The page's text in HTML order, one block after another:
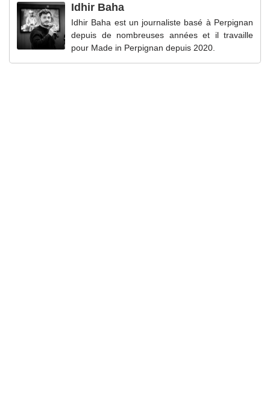
Idhir Baha
Idhir Baha est un journaliste basé à Perpignan
depuis de nombreuses années et il travaille
pour Made in Perpignan depuis 2020.